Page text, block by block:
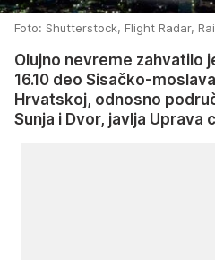
Foto: Shutterstock, Flight Radar,
Olujno nevreme zahvatilo
16.10 deo Sisačko-
Hrvatskoj, odnosno
Sunja i Dvor, javlja Uprava